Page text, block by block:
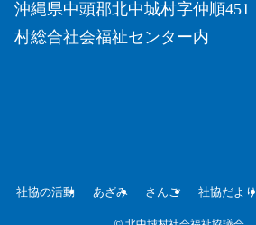
沖縄県中頭郡北中城村字仲順451
村総合社会福祉センター内
社協の活動 あざみ さんご 社協だより